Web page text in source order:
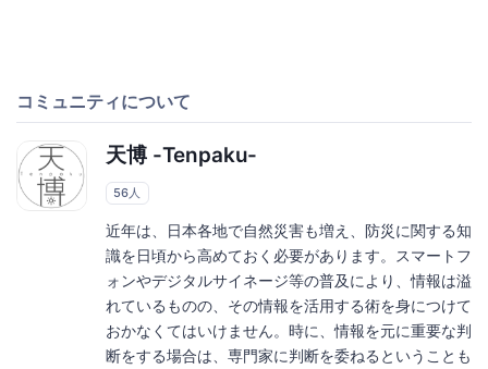
コミュニティについて
天博 -Tenpaku-
56人
近年は、日本各地で自然災害も増え、防災に関する知
識を日頃から高めておく必要があります。スマートフ
ォンやデジタルサイネージ等の普及により、情報は溢
れているものの、その情報を活用する術を身につけて
おかなくてはいけません。時に、情報を元に重要な判
断をする場合は、専門家に判断を委ねるということも